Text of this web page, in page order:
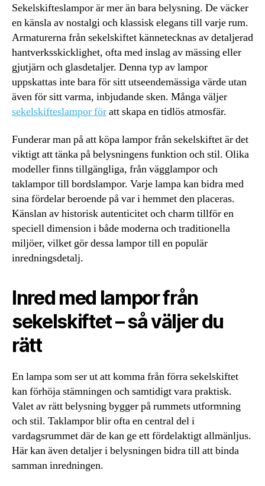
Sekelskifteslampor är mer än bara belysning. De väcker
en känsla av nostalgi och klassisk elegans till varje rum.
Armaturerna från sekelskiftet kännetecknas av detaljerad
hantverksskicklighet, ofta med inslag av mässing eller
gjutjärn och glasdetaljer. Denna typ av lampor
uppskattas inte bara för sitt utseendemässiga värde utan
även för sitt varma, inbjudande sken. Många väljer
sekelskifteslampor föratt skapa en tidlös atmosfär.
Funderar man på att köpa lampor från sekelskiftet är det
viktigt att tänka på belysningens funktion och stil. Olika
modeller finns tillgängliga, från vägglampor och
taklampor till bordslampor. Varje lampa kan bidra med
sina fördelar beroende på var i hemmet den placeras.
Känslan av historisk autenticitet och charm tillför en
speciell dimension i både moderna och traditionella
miljöer, vilket gör dessa lampor till en populär
inredningsdetalj.
Inred med lampor från
sekelskiftet – så väljer du
rätt
En lampa som ser ut att komma från förra sekelskiftet
kan förhöja stämningen och samtidigt vara praktisk.
Valet av rätt belysning bygger på rummets utformning
och stil. Taklampor blir ofta en central del i
vardagsrummet där de kan ge ett fördelaktigt allmänljus.
Här kan även detaljer i belysningen bidra till att binda
samman inredningen.